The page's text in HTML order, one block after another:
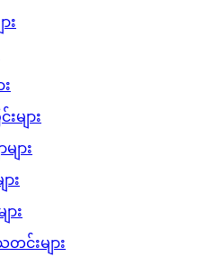
း
များ
ျား
ား
ား
င်းများ